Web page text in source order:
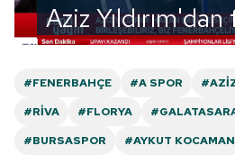
Aziz
teknik direktör
açıklaması!
#FENERBAHÇE #A SPOR
#RIVA
#FLORYA
#BURSASPOR
#AYKUT KOCAMAN